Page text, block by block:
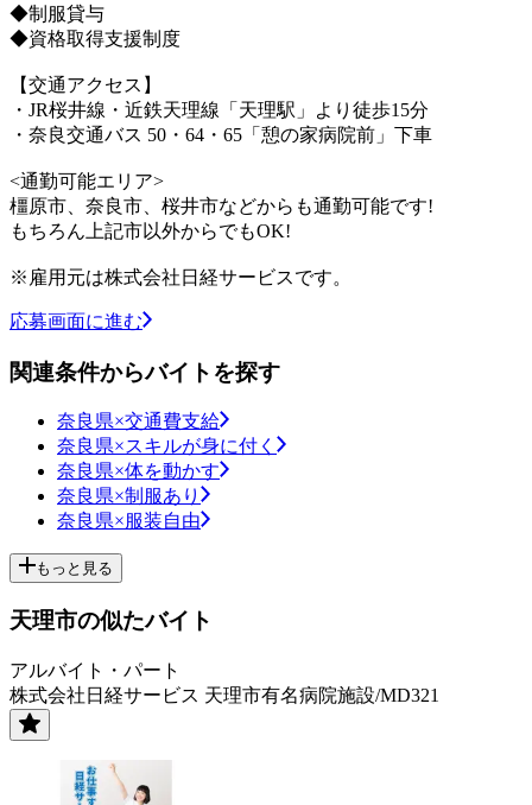
◆制服貸与
◆資格取得支援制度
【交通アクセス】
・JR桜井線・近鉄天理線「天理駅」より徒歩15分
・奈良交通バス 50・64・65「憩の家病院前」下車
<通勤可能エリア>
橿原市、奈良市、桜井市などからも通勤可能です!
もちろん上記市以外からでもOK!
※雇用元は株式会社日経サービスです。
応募画面に進む
関連条件からバイトを探す
奈良県×交通費支給
奈良県×スキルが身に付く
奈良県×体を動かす
奈良県×制服あり
奈良県×服装自由
もっと見る
天理市の似たバイト
アルバイト・パート
株式会社日経サービス 天理市有名病院施設/MD321